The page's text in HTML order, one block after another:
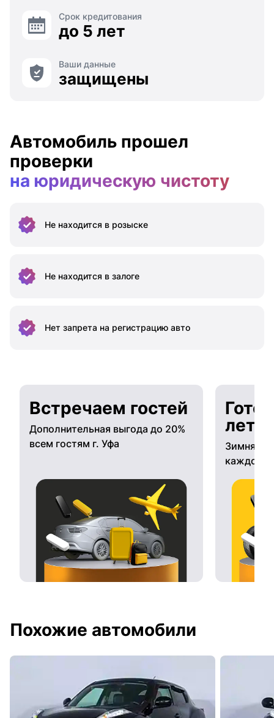
Срок кредитования
до 5 лет
Ваши данные
защищены
Автомобиль прошел
проверки
на юридическую чистоту
Не находится в розыске
Не находится в залоге
Нет запрета на регистрацию авто
Встречаем гостей
Дополнительная выгода до 20%
всем гостям г. Уфа
Зимняя
каждому
Похожие автомобили